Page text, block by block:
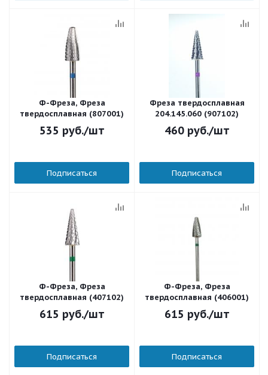
Ф-Фреза, Фреза
твердосплавная (807001)
535 руб./шт
Подписаться
Фреза твердосплавная
204.145.060 (907102)
460руб./шт
Подписаться
Ф-Фреза, Фреза
твердосплавная (407102)
615 руб./шт
Подписаться
Ф-Фреза, Фреза
твердосплавная (406001)
615 руб./шт
Подписаться